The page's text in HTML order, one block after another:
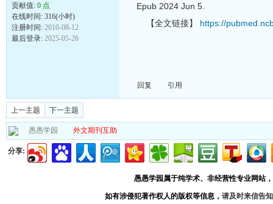
贡献值: 0 点
在线时间: 316(小时)
注册时间: 2010-08-12
最后登录: 2025-05-26
Epub 2024 Jun 5.
【全文链接】 https://
回复 引用
上一主题 下一主题
愚愚学园 外文期刊互助
分享:
愚愚学园属于纯学术、非经营性专业网站
如有涉侵犯著作权人的版权等信息， 请及时来信告知